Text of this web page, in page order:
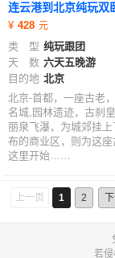
连云港到北京纯玩双
428
类 型 纯玩跟团
天 数 六天五晚游
目的地 北京
北京-首都，一座古老
名城,园林遗迹，古刹
丽泉飞瀑，为城郊挂
布的商业区，则为这
这里开始……
上一页 1 2
若